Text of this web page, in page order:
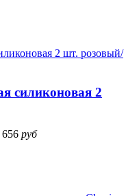
силиконовая 2
656 руб